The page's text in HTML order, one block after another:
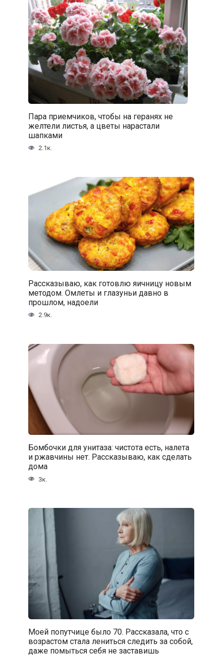
Пара приемчиков, чтобы на геранях не
желтели листья, а цветы нарастали
шапками
2.1к.
Рассказываю, как готовлю яичницу новым
методом. Омлеты и глазуньи давно в
прошлом, надоели
2.9к.
Бомбочки для унитаза: чистота есть, налета
и ржавчины нет. Рассказываю, как сделать
дома
3к.
Моей попутчице было 70. Рассказала, что с
возрастом стала лениться следить за собой,
даже помыться себя не заставишь